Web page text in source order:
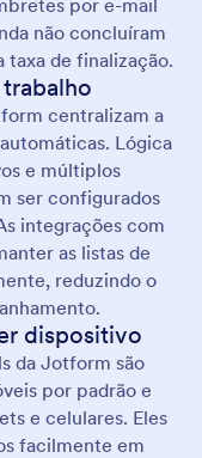
por e-mail
não concluíram
taxa de finalização.
centralizam a
Lógica
e múltiplos
ser configurados
integrações com
as listas de
reduzindo o
dispositivo
da Jotform são
por padrão e
e celulares. Eles
facilmente em